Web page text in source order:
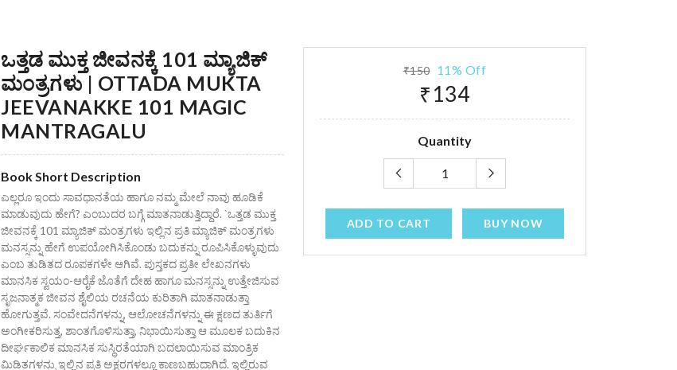
ಒತ್ತಡ ಮುಕ್ತ ಜೀವನಕ್ಕೆ 101 ಮ್ಯಾಜಿಕ್
ಮಂತ್ರಗಳು | OTTADA MUKTA
JEEVANAKKE 101 MAGIC
MANTRAGALU
Book Short Description
ಎಲ್ಲರೂ ಇಂದು ಸಾವಧಾನತೆಯ ಹಾಗೂ ನಮ್ಮ ಮೇಲೆ ನಾವು ಹೂಡಿಕೆ
ಮಾಡುವುದು ಹೇಗೆ? ಎಂಬುದರ ಬಗ್ಗೆ ಮಾತನಾಡುತ್ತಿದ್ದಾರೆ. `ಒತ್ತಡ ಮುಕ್ತ
ಜೀವನಕ್ಕೆ 101 ಮ್ಯಾಜಿಕ್‌ ಮಂತ್ರಗಳು ಇಲ್ಲಿನ ಪ್ರತಿ ಮ್ಯಾಜಿಕ್‌ ಮಂತ್ರಗಳು
ಮನಸ್ಸನ್ನು ಹೇಗೆ ಉಪಯೋಗಿಸಿಕೊಂಡು ಬದುಕನ್ನು ರೂಪಿಸಿಕೊಳ್ಳುವುದು
ಎಂಬ ತುಡಿತದ ರೂಪಕಗಳೇ ಆಗಿವೆ. ಪುಸ್ತಕದ ಪ್ರತೀ ಲೇಖನಗಳು
ಮಾನಸಿಕ ಸ್ವಯಂ-ಆರೈಕೆ ಜೊತೆಗೆ ದೇಹ ಹಾಗೂ ಮನಸ್ಸನ್ನು ಉತ್ತೇಜಿಸುವ
ಸೃಜನಾತ್ಮಕ ಜೀವನ ಶೈಲಿಯ ರಚನೆಯ ಕುರಿತಾಗಿ ಮಾತನಾಡುತ್ತಾ
ಹೋಗುತ್ತವೆ. ಸಂವೇದನೆಗಳನ್ನು, ಆಲೋಚನೆಗಳನ್ನು ಈ ಕ್ಷಣದ ತುರ್ತಿಗೆ
ಅಂಗೀಕರಿಸುತ್ತ, ಶಾಂತಗೊಳಿಸುತ್ತಾ, ನಿಭಾಯಿಸುತ್ತಾ ಆ ಮೂಲಕ ಬದುಕಿನ
ದೀರ್ಘಕಾಲಿಕ ಮಾನಸಿಕ ಸುಸ್ಥಿರತೆಯಾಗಿ ಬದಲಾಯಿಸುವ ಮಾಂತ್ರಿಕ
ಮಿಡಿತಗಳನ್ನು ಇಲ್ಲಿನ ಪ್ರತಿ ಅಕ್ಷರಗಳಲ್ಲೂ ಕಾಣಬಹುದಾಗಿದೆ. ಇಲ್ಲಿರುವ
₹150 11% Off
₹134
Quantity
ADD TO CART BUY NOW